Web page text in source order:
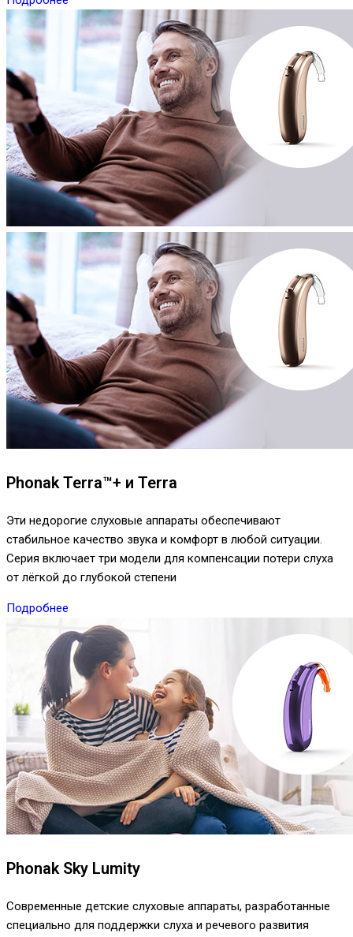
Phonak Terra™+ и Terra
Эти недорогие слуховые аппараты обеспечивают
стабильное качество звука и комфорт в любой ситуации.
Серия включает три модели для компенсации потери слуха
от лёгкой до глубокой степени
Подробнее
Phonak Sky Lumity
Современные детские слуховые аппараты, разработанные
специально для поддержки слуха и речевого развития